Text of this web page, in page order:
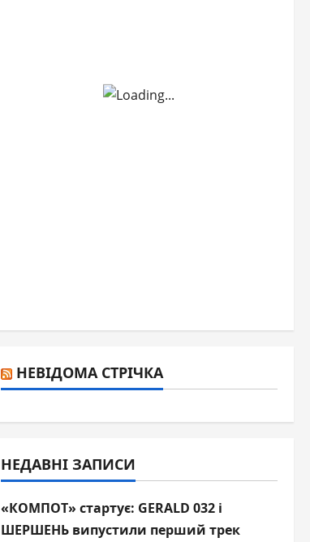
НЕВІДОМА СТРІЧКА
НЕДАВНІ ЗАПИСИ
«КОМПОТ» стартує: GERALD 032 і
ШЕРШЕНЬ випустили перший трек